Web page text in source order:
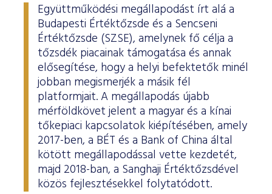
Együttműködési megállapodást írt alá a
Budapesti Értéktőzsde és a Sencseni
Értéktőzsde (SZSE), amelynek fő célja a
tőzsdék piacainak támogatása és annak
elősegítése, hogy a helyi befektetők minél
jobban megismerjék a másik fél
platformjait. A megállapodás újabb
mérföldkövet jelent a magyar és a kínai
tőkepiaci kapcsolatok kiépítésében, amely
2017-ben, a BÉT és a Bank of China által
kötött megállapodással vette kezdetét,
majd 2018-ban, a Sanghaji Értéktőzsdével
közös fejlesztésekkel folytatódott.